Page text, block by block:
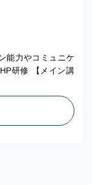
能力やコミュニケ
研修 【メイン講